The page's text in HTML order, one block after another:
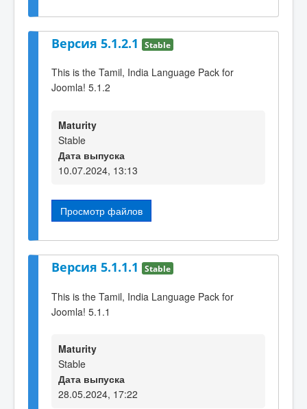
Версия 5.1.2.1 Stable
This is the Tamil, India Language Pack for
Joomla! 5.1.2
Maturity
Stable
Дата выпуска
10.07.2024, 13:13
Просмотр файлов
Версия 5.1.1.1 Stable
This is the Tamil, India Language Pack for
Joomla! 5.1.1
Maturity
Stable
Дата выпуска
28.05.2024, 17:22